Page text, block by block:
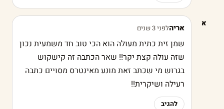
א אריהלפני 3 שנים
שמן זית כתית מעולה הוא הכי טוב חד משמעית נכון
שזה עולה קצת יקר!! שאר הכתבה זה קישקוש
בגרוש מי שכתב זאת מונע מאינטרס מסויים כתבה
רעילה ושיקרית!!
להגיב